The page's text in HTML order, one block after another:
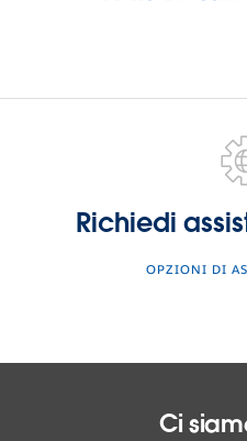
Richiedi
OPZIONI DI
Ci